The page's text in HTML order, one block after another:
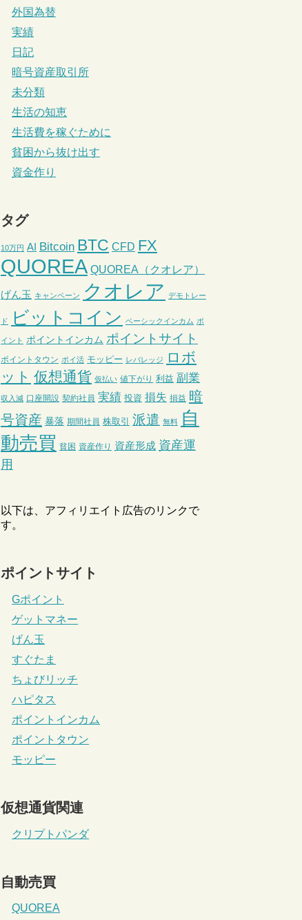
外国為替
実績
日記
暗号資産取引所
未分類
生活の知恵
生活費を稼ぐために
貧困から抜け出す
資金作り
タグ
10万円 AI Bitcoin BTC CFD FX
QUOREA QUOREA（クオレア）
げん玉 キャンペーン クオレア デモトレー
ド ビットコイン ベーシックインカム ポ
イント ポイントインカム ポイントサイト
ポイントタウン ポイ活 モッピー レバレッジ
ロボ
ット 仮想通貨 仮払い 値下がり 利益 副業
収入減 口座開設 契約社員 実績 投資 損失 損益 暗
号資産 暴落 期間社員 株取引 派遣 無料 自
動売買 貧困 資産作り 資産形成 資産運
用
以下は、アフィリエイト広告のリンクで
す。
ポイントサイト
Gポイント
ゲットマネー
げん玉
すぐたま
ちょびリッチ
ハピタス
ポイントインカム
ポイントタウン
モッピー
仮想通貨関連
クリプトパンダ
自動売買
QUOREA